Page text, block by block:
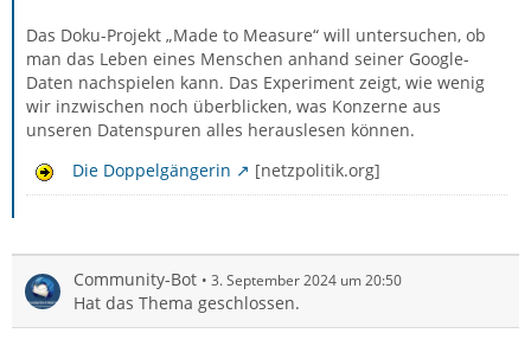
Das Doku-Projekt „Made to Measure“ will untersuchen, ob
man das Leben eines Menschen anhand seiner Google-
Daten nachspielen kann. Das Experiment zeigt, wie wenig
wir inzwischen noch überblicken, was Konzerne aus
unseren Datenspuren alles herauslesen können.
Die Doppelgängerin
[netzpolitik.org]
Community-Bot 3. September 2024 um 20:50
Hat das Thema geschlossen.